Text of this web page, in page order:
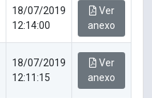
18/07/2019
12:14:00
Ver
anexo
18/07/2019
12:11:15
Ver
anexo